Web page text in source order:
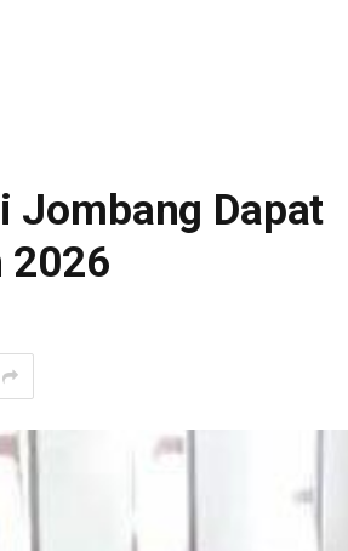
Jombang Dapat
2026